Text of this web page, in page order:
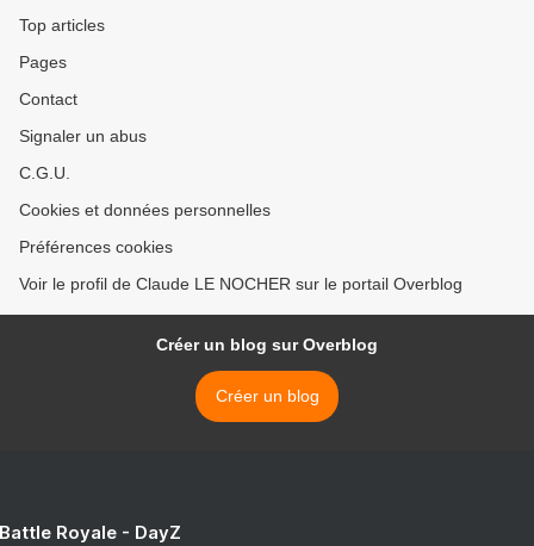
Top articles
Pages
Contact
Signaler un abus
C.G.U.
Cookies et données personnelles
Préférences cookies
Voir le profil de Claude LE NOCHER sur le portail Overblog
Créer un blog sur Overblog
Créer un blog
Royale - DayZ